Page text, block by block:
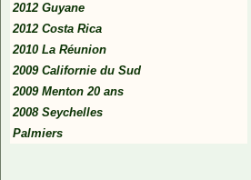
2012 Guyane
2012 Costa Rica
2010 La Réunion
2009 Californie du Sud
2009 Menton 20 ans
2008 Seychelles
Palmiers